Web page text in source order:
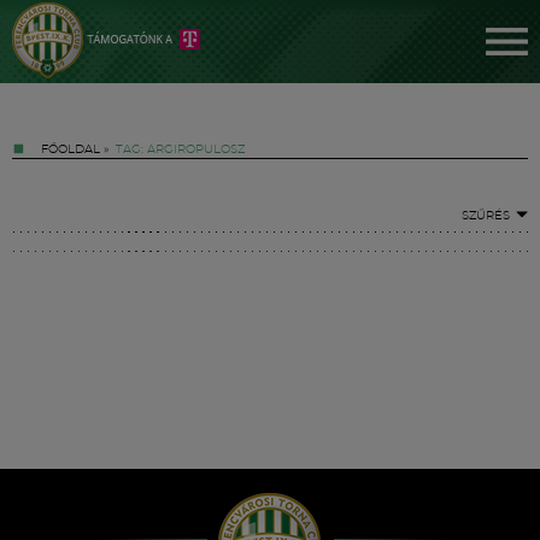
FŐOLDAL » TAG: ARGIROPULOSZ
SZŰRÉS
Hírek